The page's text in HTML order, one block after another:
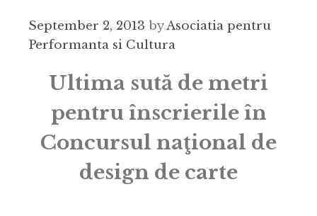
September 2, 2013 byAsociatia pentru
Performanta si Cultura
Ultima sută de metri
pentru înscrierile în
Concursul naţional de
design de carte